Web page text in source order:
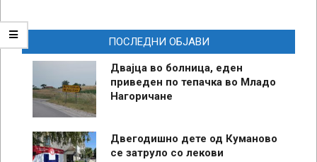
ПОСЛЕДНИ ОБЈАВИ
Двајца во болница, еден
приведен по тепачка во Младо
Нагоричане
Двегодишно дете од Куманово
се затруло со лекови